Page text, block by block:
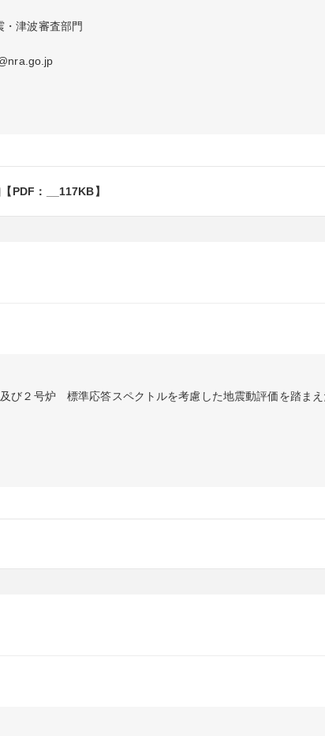
・津波審査部門
PDF：__117KB】
び２号炉　標準応答スペクトルを考慮した地震動評価を踏ま